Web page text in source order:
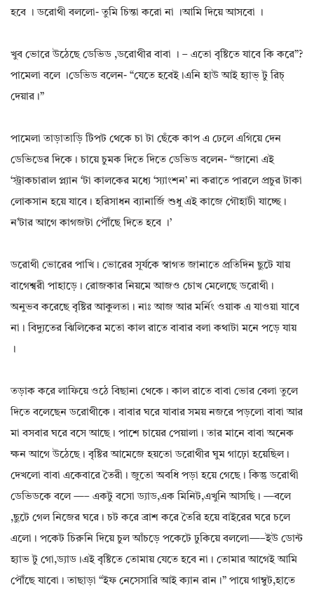
হবে । ডরোথী বললো- তুমি চিন্তা করো না ।আমি দিয়ে আসবো ।
খুব ভোরে উঠেছে ডেভিড ,ডরোথীর বাবা । – এতো বৃষ্টিতে যাবে কি করে”?
পামেলা বলে ।ডেভিড বলেন- “যেতে হবেই।এনি হাউ আই হ্যাভ্ টু রিচ্
দেয়ার।”
পামেলা তাড়াতাড়ি টিপট থেকে চা টা ছেঁকে কাপ এ ঢেলে এগিয়ে দেন
ডেভিডের দিকে। চায়ে চুমক দিতে দিতে ডেভিড বলেন- “জানো এই
‘স্ট্রাকচারাল প্ল্যান ‘টা কালকের মধ্যে ‘স্যাংশন’ না করাতে পারলে প্রচুর টাকা
লোকসান হয়ে যাবে। হরিসাধন ব্যানার্জি শুধু এই কাজে গৌহাটী যাচ্ছে।
ন’টার আগে কাগজটা পৌঁছে দিতে হবে ।’
ডরোথী ভোরের পাখি। ভোরের সূর্যকে স্বাগত জানাতে প্রতিদিন ছুটে যায়
বাগেশ্বরী পাহাড়ে। রোজকার নিয়মে আজও চোখ মেলেছে ডরোথী।
অনুভব করেছে বৃষ্টির আকুলতা। নাঃ আজ আর মর্নিং ওয়াক এ যাওয়া যাবে
না। বিদ্যুতের ঝিলিকের মতো কাল রাতে বাবার বলা কথাটা মনে পড়ে যায়
।
তড়াক করে লাফিয়ে ওঠে বিছানা থেকে। কাল রাতে বাবা ভোর বেলা তুলে
দিতে বলেছেন ডরোথীকে। বাবার ঘরে যাবার সময় নজরে পড়লো বাবা আর
মা বসবার ঘরে বসে আছে। পাশে চায়ের পেয়ালা। তার মানে বাবা অনেক
ক্ষন আগে উঠেছে। বৃষ্টির আমেজে হয়তো ডরোথীর ঘুম গাঢ়ো হয়েছিল।
দেখলো বাবা একেবারে তৈরী। জুতো অবধি পড়া হয়ে গেছে। কিন্তু ডরোথী
ডেভিডকে বলে —– একটু বসো ড্যাড,এক মিনিট,এখুনি আসছি। —বলে
,ছুটে গেল নিজের ঘরে। চট করে ব্রাশ করে তৈরি হয়ে বাইরের ঘরে চলে
এলো। পকেট চিরুনি দিয়ে চুল আঁচড়ে পকেটে ঢুকিয়ে বললো—–ইউ ডোন্ট
হ্যাভ টু গো,ড্যাড।এই বৃষ্টিতে তোমায় যেতে হবে না। তোমার আগেই আমি
পৌঁছে যাবো। তাছাড়া “ইফ নেসেসারি আই ক্যান রান।” পায়ে গাম্বুট,হাতে